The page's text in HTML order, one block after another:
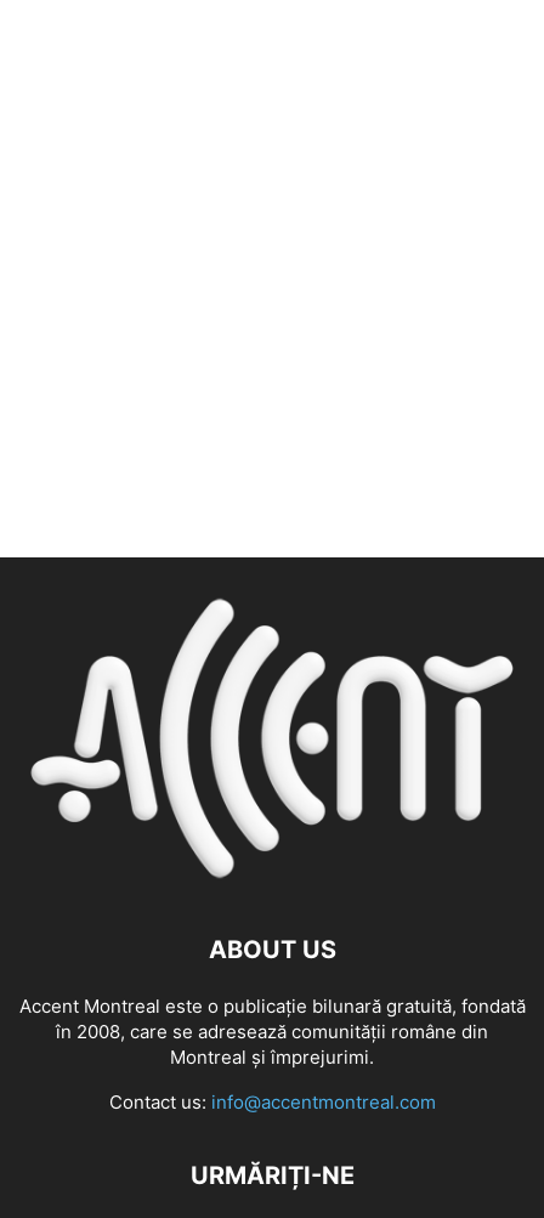
ABOUT US
Accent Montreal este o publicație bilunară gratuită, fondată
în 2008, care se adresează comunităţii române din
Montreal şi împrejurimi.
Contact us: info@accentmontreal.com
URMĂRIȚI-NE